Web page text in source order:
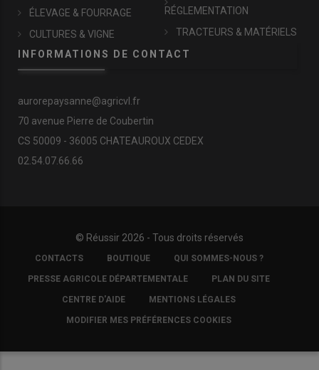
ÉLEVAGE & FOURRAGE
CULTURES & VIGNE
RÉGLEMENTATION
TRACTEURS & MATÉRIELS
INFORMATIONS DE CONTACT
aurorepaysanne@agricvl.fr
70 avenue Pierre de Coubertin
CS 50009 - 36005 CHATEAUROUX CEDEX
02.54.07.66.66
© Réussir 2026 - Tous droits réservés
FOOTER
COPYRIGHT
CONTACTS BOUTIQUE QUI SOMMES-NOUS ?
PRESSE AGRICOLE DÉPARTEMENTALE PLAN DU SITE
CENTRE D'AIDE MENTIONS LÉGALES
MODIFIER MES PRÉFÉRENCES COOKIES